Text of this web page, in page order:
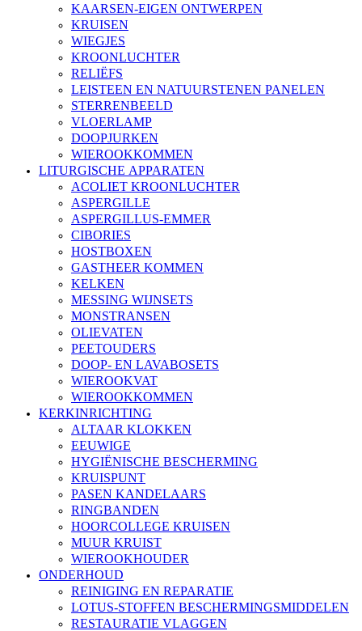
KAARSEN-EIGEN ONTWERPEN
KRUISEN
WIEGJES
KROONLUCHTER
RELIËFS
LEISTEEN EN NATUURSTENEN PANELEN
STERRENBEELD
VLOERLAMP
DOOPJURKEN
WIEROOKKOMMEN
LITURGISCHE APPARATEN
ACOLIET KROONLUCHTER
ASPERGILLE
ASPERGILLUS-EMMER
CIBORIES
HOSTBOXEN
GASTHEER KOMMEN
KELKEN
MESSING WIJNSETS
MONSTRANSEN
OLIEVATEN
PEETOUDERS
DOOP- EN LAVABOSETS
WIEROOKVAT
WIEROOKKOMMEN
KERKINRICHTING
ALTAAR KLOKKEN
EEUWIGE
HYGIËNISCHE BESCHERMING
KRUISPUNT
PASEN KANDELAARS
RINGBANDEN
HOORCOLLEGE KRUISEN
MUUR KRUIST
WIEROOKHOUDER
ONDERHOUD
REINIGING EN REPARATIE
LOTUS-STOFFEN BESCHERMINGSMIDDELEN
RESTAURATIE VLAGGEN